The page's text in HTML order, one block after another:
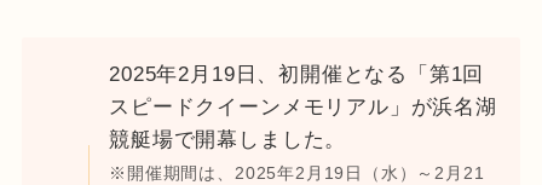
2025年2月19日、初開催となる「第1回
スピードクイーンメモリアル」が浜名湖
競艇場で開幕しました。
※開催期間は、2025年2月19日（水）～2月21